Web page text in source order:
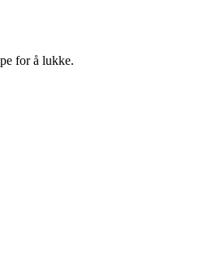
for å lukke.